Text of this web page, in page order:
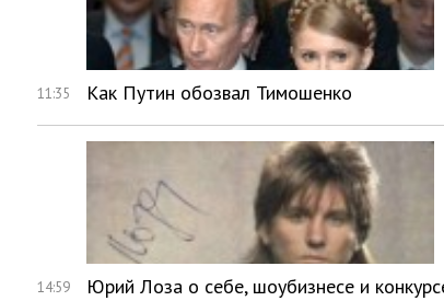
11:35 Как Путин обозвал Тимошенко
14:59 Юрий Лоза о себе, шоубизнесе и